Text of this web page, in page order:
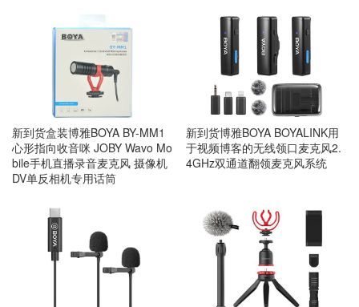
新到货盒装博雅BOYA BY-MM1
心形指向收音咪 JOBY Wavo Mo
bile手机直播录音麦克风 摄像机
DV单反相机专用话筒
新到货博雅BOYA BOYALINK用
于视频博客的无线领口麦克风2.
4GHz双通道翻领麦克风系统